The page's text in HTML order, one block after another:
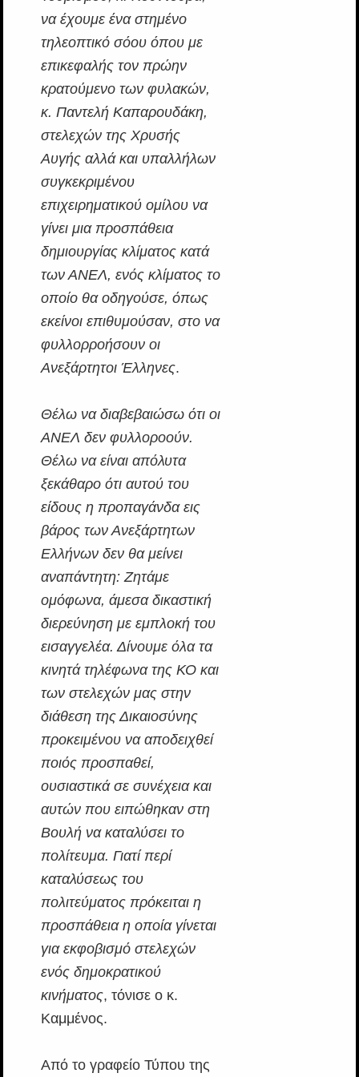
να έχουμε ένα στημένο
τηλεοπτικό σόου όπου με
επικεφαλής τον πρώην
κρατούμενο των φυλακών,
κ. Παντελή Καπαρουδάκη,
στελεχών της Χρυσής
Αυγής αλλά και υπαλλήλων
συγκεκριμένου
επιχειρηματικού ομίλου να
γίνει μια προσπάθεια
δημιουργίας κλίματος κατά
των ΑΝΕΛ, ενός κλίματος το
οποίο θα οδηγούσε, όπως
εκείνοι επιθυμούσαν, στο να
φυλλορροήσουν οι
Ανεξάρτητοι Έλληνες.
Θέλω να διαβεβαιώσω ότι οι
ΑΝΕΛ δεν φυλλοροούν.
Θέλω να είναι απόλυτα
ξεκάθαρο ότι αυτού του
είδους η προπαγάνδα εις
βάρος των Ανεξάρτητων
Ελλήνων δεν θα μείνει
αναπάντητη: Ζητάμε
ομόφωνα, άμεσα δικαστική
διερεύνηση με εμπλοκή του
εισαγγελέα. Δίνουμε όλα τα
κινητά τηλέφωνα της ΚΟ και
των στελεχών μας στην
διάθεση της Δικαιοσύνης
προκειμένου να αποδειχθεί
ποιός προσπαθεί,
ουσιαστικά σε συνέχεια και
αυτών που ειπώθηκαν στη
Βουλή να καταλύσει το
πολίτευμα. Γιατί περί
καταλύσεως του
πολιτεύματος πρόκειται η
προσπάθεια η οποία γίνεται
για εκφοβισμό στελεχών
ενός δημοκρατικού
κινήματος, τόνισε ο κ.
Καμμένος.
Από το γραφείο Τύπου της